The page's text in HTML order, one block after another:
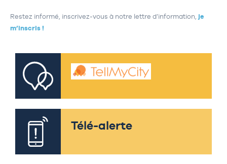
Restez informé, inscrivez-vous à notre lettre d’information, je
m’inscris !
Télé-alerte